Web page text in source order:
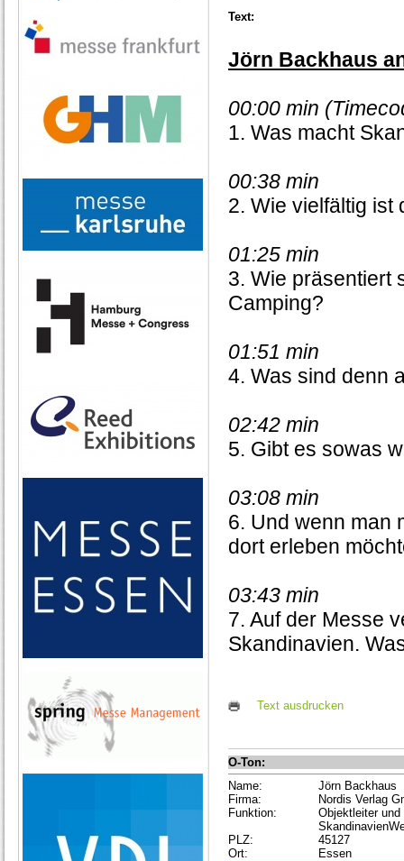
Text:
Jörn Backhaus
00:00 min
1. Was macht
00:38 min
2. Wie vielfältig ist
01:25 min
3. Wie präsentiert
Camping?
01:51 min
4. Was sind denn
02:42 min
5. Gibt es sowas
03:08 min
6. Und wenn man
dort erleben
03:43 min
7. Auf der Messe
Skandinavien.
Text ausdrucken
O-Ton:
Name:
Jörn Backhaus
Firma:
Nordis Verlag
Funktion:
Objektleiter und
PLZ:
45127
Ort:
Essen